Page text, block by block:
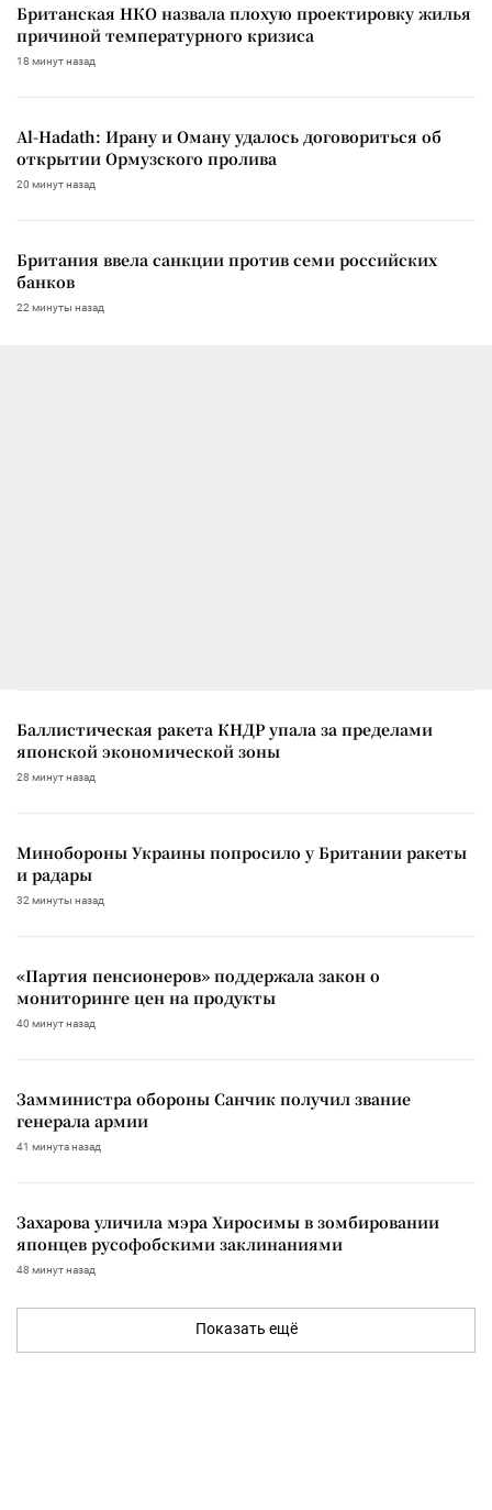
Британская НКО назвала плохую проектировку жилья
причиной температурного кризиса
18 минут назад
Al-Hadath: Ирану и Оману удалось договориться об
открытии Ормузского пролива
20 минут назад
Британия ввела санкции против семи российских
банков
22 минуты назад
Баллистическая ракета КНДР упала за пределами
японской экономической зоны
28 минут назад
Минобороны Украины попросило у Британии ракеты
и радары
32 минуты назад
«Партия пенсионеров» поддержала закон о
мониторинге цен на продукты
40 минут назад
Замминистра обороны Санчик получил звание
генерала армии
41 минута назад
Захарова уличила мэра Хиросимы в зомбировании
японцев русофобскими заклинаниями
48 минут назад
Показать ещё